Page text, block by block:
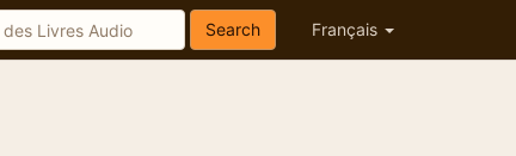
Français
Search